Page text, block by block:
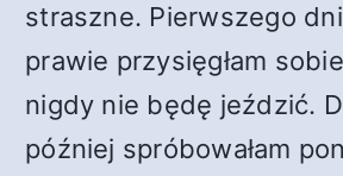
straszne. Pierwszego
prawie przysięgłam
nigdy nie będę jeździć.
później spróbowałam